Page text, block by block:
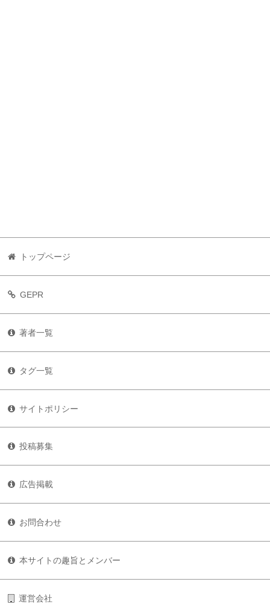
トップページ
GEPR
著者一覧
タグ一覧
サイトポリシー
投稿募集
広告掲載
お問合わせ
本サイトの趣旨とメンバー
運営会社